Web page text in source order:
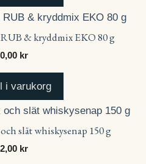
& kryddmix EKO 80 g
kr
i varukorg
slät whiskysenap 150 g
kr